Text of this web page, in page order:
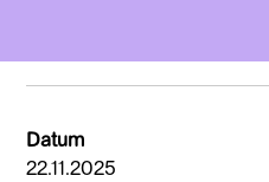
Datum
22.11.2025